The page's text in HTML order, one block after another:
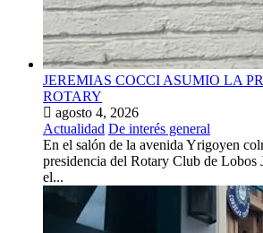
JEREMIAS COCCI ASUMIO LA
ROTARY
agosto 4, 2026
Actualidad De interés general
En el salón de la avenida Yrigoyen
presidencia del Rotary Club de Lobos
el...